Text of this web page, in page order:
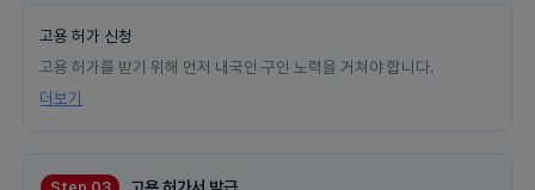
고용 허가 신청
고용 허가를 받기 위해 먼저 내국인 구인 노력을 거쳐야 합니다.
더보기